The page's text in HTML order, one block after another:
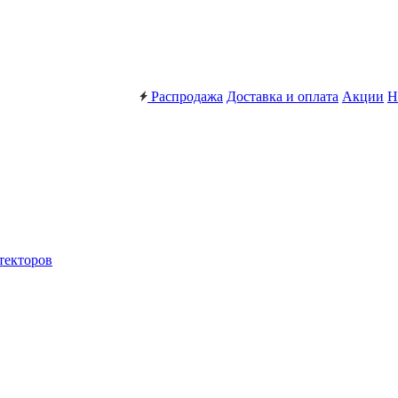
Распродажа Доставка и оплата Акции